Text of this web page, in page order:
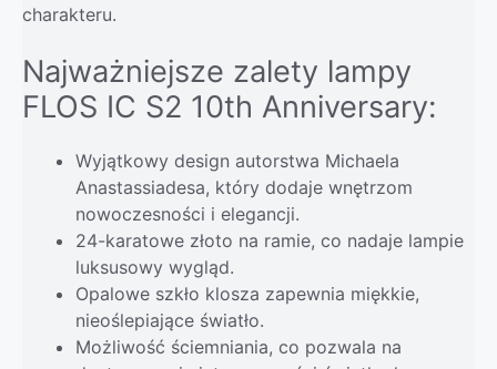
charakteru.
Najważniejsze zalety lampy
FLOS IC S2 10th Anniversary:
Wyjątkowy design autorstwa Michaela
Anastassiadesa, który dodaje wnętrzom
nowoczesności i elegancji.
24-karatowe złoto na ramie, co nadaje lampie
luksusowy wygląd.
Opalowe szkło klosza zapewnia miękkie,
nieoślepiające światło.
Możliwość ściemniania, co pozwala na